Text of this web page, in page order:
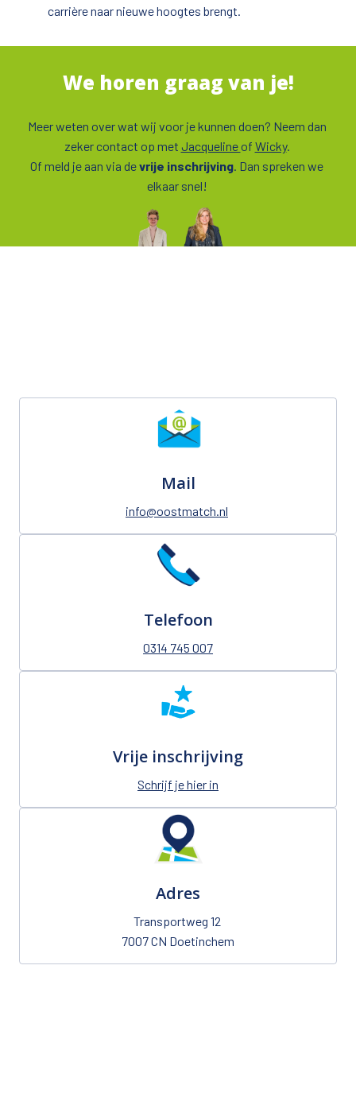
carrière naar nieuwe hoogtes brengt.
We horen graag van je!
Meer weten over wat wij voor je kunnen doen? Neem dan
zeker contact op met Jacqueline of Wicky.
Of meld je aan via de vrije inschrijving. Dan spreken we
elkaar snel!
Mail
info@oostmatch.nl
Telefoon
0314 745 007
Vrije inschrijving
Schrijf je hier in
Adres
Transportweg 12
7007 CN Doetinchem